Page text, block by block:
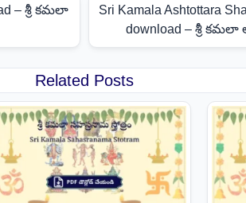
– శ్రీ కమలా
Sri Kamala Ashtottara
download – శ్రీ కమలా
Related Posts